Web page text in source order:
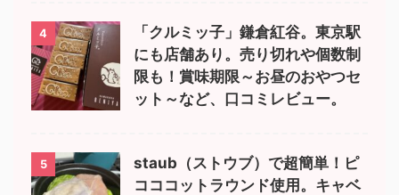
4
「クルミッ子」鎌倉紅谷。東京駅
にも店舗あり。売り切れや個数制
限も！賞味期限～お昼のおやつセ
ット～など、口コミレビュー。
5
staub（ストウブ）で超簡単！ピ
コココットラウンド使用。キャベ